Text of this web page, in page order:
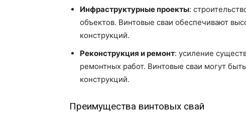
Инфраструктурные проекты:
объектов. Винтовые сваи обеспечивают
конструкций.
Реконструкция и ремонт: усиление
ремонтных работ. Винтовые сваи могут
конструкций.
Преимущества винтовых свай